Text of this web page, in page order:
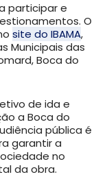
participar e
O
site do IBAMA,
Municipais das
Boca do
de ida e
a Boca do
pública é
garantir a
no
da obra.